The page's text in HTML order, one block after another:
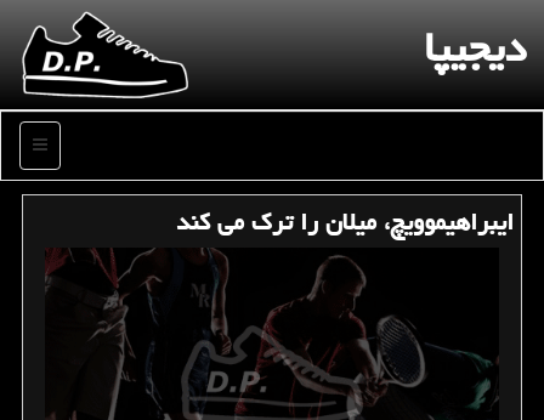
دیجیپا
منو
ایبراهیموویچ، میلان را ترك می كند